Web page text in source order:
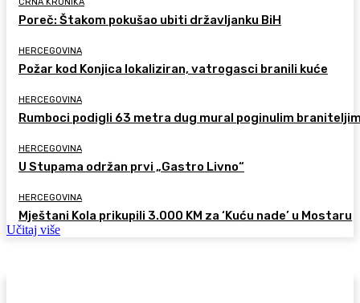
Poreč: Štakom pokušao ubiti državljanku BiH
HERCEGOVINA
Požar kod Konjica lokaliziran, vatrogasci branili kuće
HERCEGOVINA
Rumboci podigli 63 metra dug mural poginulim
HERCEGOVINA
U Stupama održan prvi „Gastro Livno“
HERCEGOVINA
Mještani Kola prikupili 3.000 KM za ‘Kuću nade’ u Mostaru
Učitaj više